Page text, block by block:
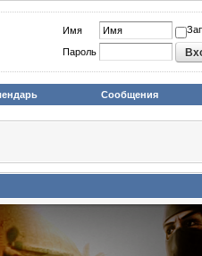
Имя
Пароль
Сообщения